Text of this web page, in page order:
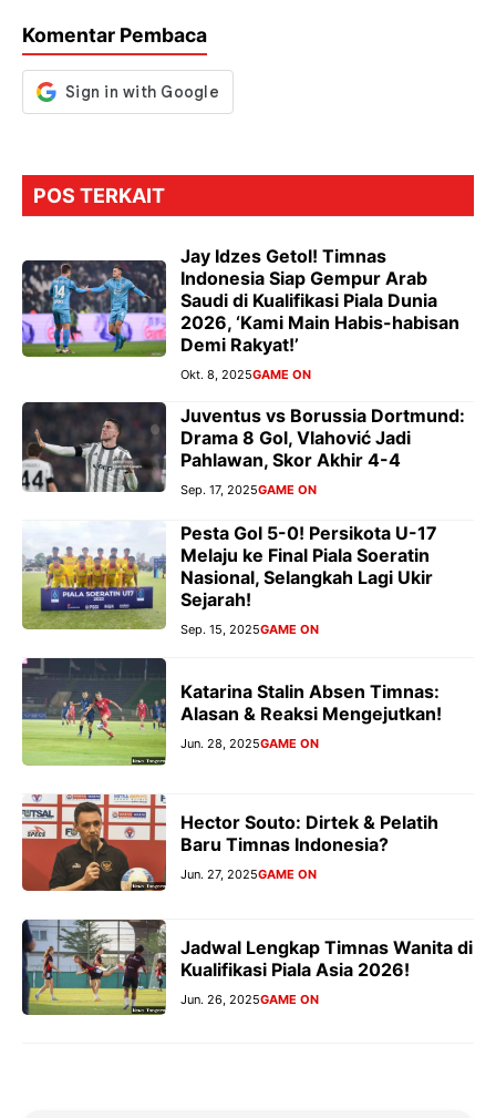
o
k
p
p
m
g
er
Komentar Pembaca
POS TERKAIT
Jay Idzes Getol! Timnas
Indonesia Siap Gempur Arab
Saudi di Kualifikasi Piala Dunia
2026, ‘Kami Main Habis-habisan
Demi Rakyat!’
Okt. 8, 2025GAME ON
Juventus vs Borussia Dortmund:
Drama 8 Gol, Vlahović Jadi
Pahlawan, Skor Akhir 4-4
Sep. 17, 2025GAME ON
Pesta Gol 5-0! Persikota U-17
Melaju ke Final Piala Soeratin
Nasional, Selangkah Lagi Ukir
Sejarah!
Sep. 15, 2025GAME ON
Katarina Stalin Absen Timnas:
Alasan & Reaksi Mengejutkan!
Jun. 28, 2025GAME ON
Hector Souto: Dirtek & Pelatih
Baru Timnas Indonesia?
Jun. 27, 2025GAME ON
Jadwal Lengkap Timnas Wanita di
Kualifikasi Piala Asia 2026!
Jun. 26, 2025GAME ON